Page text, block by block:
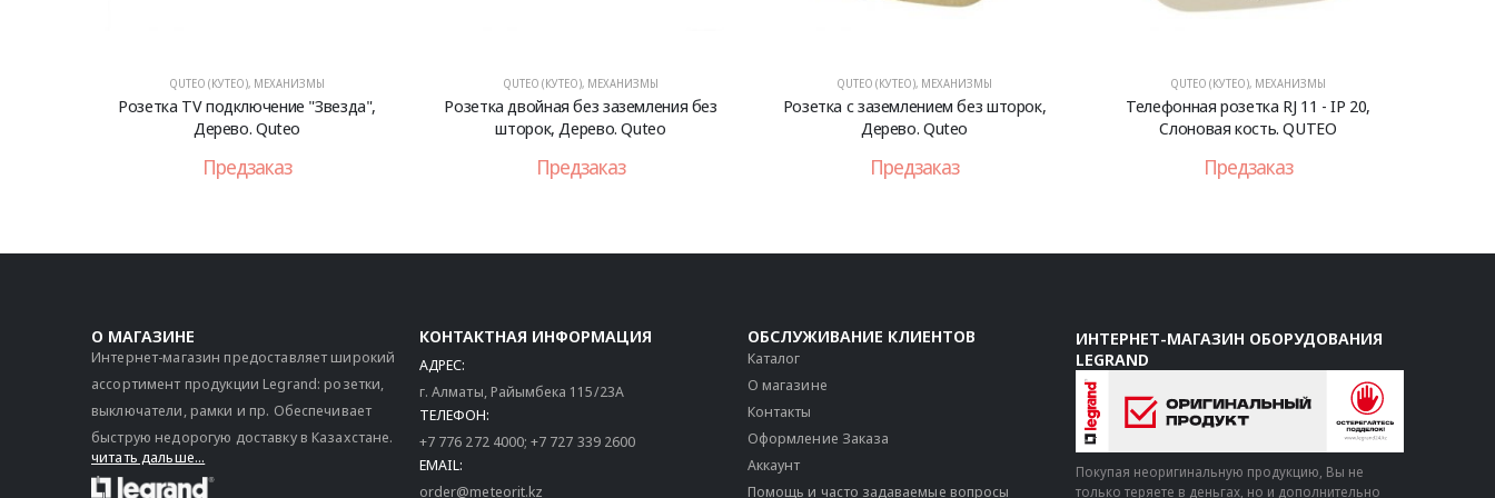
QUTEO (КУТЕО), МЕХАНИЗМЫ
Розетка TV подключение "Звезда",
Дерево. Quteo
Предзаказ
QUTEO (КУТЕО), МЕХАНИЗМЫ
Розетка двойная без заземления без
шторок, Дерево. Quteo
Предзаказ
QUTEO (КУТЕО), МЕХАНИЗМЫ
Розетка с заземлением без шторок,
Дерево. Quteo
Предзаказ
QUTEO (КУТЕО), МЕХАНИЗМЫ
Телефонная розетка RJ 11 - IP 20,
Слоновая кость. QUTEO
Предзаказ
О МАГАЗИНЕ
Интернет-магазин предоставляет широкий
ассортимент продукции Legrand: розетки,
выключатели, рамки и пр. Обеспечивает
быструю недорогую доставку в Казахстане.
читать дальше...
КОНТАКТНАЯ ИНФОРМАЦИЯ
АДРЕС:
г. Алматы, Райымбека 115/23A
ТЕЛЕФОН:
+7 776 272 4000;+7 727 339 2600
EMAIL:
order@meteorit.kz
ОБСЛУЖИВАНИЕ КЛИЕНТОВ
Каталог
О магазине
Контакты
Оформление Заказа
Аккаунт
Помощь и часто задаваемые вопросы
ИНТЕРНЕТ-МАГАЗИН ОБОРУДОВАНИЯ
LEGRAND
Покупая неоригинальную продукцию, Вы не
только теряете в деньгах, но и дополнительно